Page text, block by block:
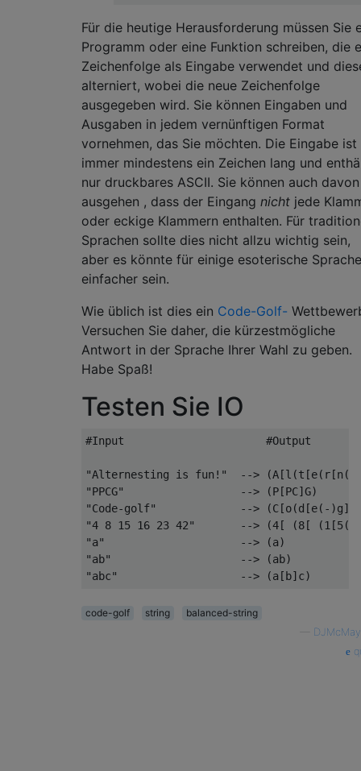
Für die heutige Herausforderung müssen Sie
Programm oder eine Funktion schreiben, die
Zeichenfolge als Eingabe verwendet und
alterniert, wobei die neue Zeichenfolge
ausgegeben wird. Sie können Eingaben und
Ausgaben in jedem vernünftigen Format
vornehmen, das Sie möchten. Die Eingabe ist
immer mindestens ein Zeichen lang und
nur druckbares ASCII. Sie können auch davon
ausgehen , dass der Eingang nicht jede
oder eckige Klammern enthalten. Für
Sprachen sollte dies nicht allzu wichtig sein,
aber es könnte für einige esoterische
einfacher sein.
Wie üblich ist dies ein Code-Golf-
Versuchen Sie daher, die kürzestmögliche
Antwort in der Sprache Ihrer Wahl zu geben.
Habe Spaß!
Testen Sie IO
#Input                      #Output
"Alternesting is fun!"  -->
"PPCG"                  --> (P[PC]G)
"Code-golf"             --> (C[o(d[e(-
"4 8 15 16 23 42"       --> (4[ (8[ (1[5(
"a"                     --> (a)
"ab"                    --> (ab)
code-golf string
balanced-string